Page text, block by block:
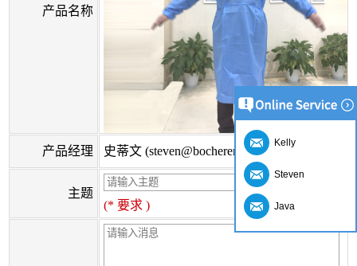
产品名称
产品经理 史蒂文 (steven@bocherer.com)
主题
(* 要求 )
Kelly
Steven
Java